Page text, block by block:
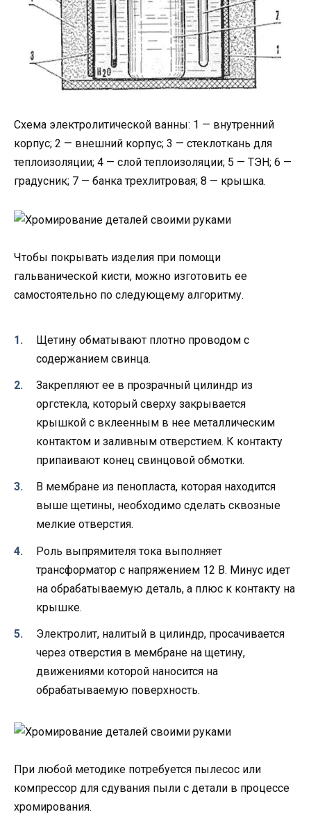
Схема электролитической ванны: 1 — внутренний
корпус; 2 — внешний корпус; 3 — стеклоткань для
теплоизоляции; 4 — слой теплоизоляции; 5 — ТЭН; 6 —
градусник; 7 — банка трехлитровая; 8 — крышка.
Чтобы покрывать изделия при помощи
гальванической кисти, можно изготовить ее
самостоятельно по следующему алгоритму.
Щетину обматывают плотно проводом с
содержанием свинца.
Закрепляют ее в прозрачный цилиндр из
оргстекла, который сверху закрывается
крышкой с вклеенным в нее металлическим
контактом и заливным отверстием. К контакту
припаивают конец свинцовой обмотки.
В мембране из пенопласта, которая находится
выше щетины, необходимо сделать сквозные
мелкие отверстия.
Роль выпрямителя тока выполняет
трансформатор с напряжением 12 В. Минус идет
на обрабатываемую деталь, а плюс к контакту на
крышке.
Электролит, налитый в цилиндр, просачивается
через отверстия в мембране на щетину,
движениями которой наносится на
обрабатываемую поверхность.
При любой методике потребуется пылесос или
компрессор для сдувания пыли с детали в процессе
хромирования.